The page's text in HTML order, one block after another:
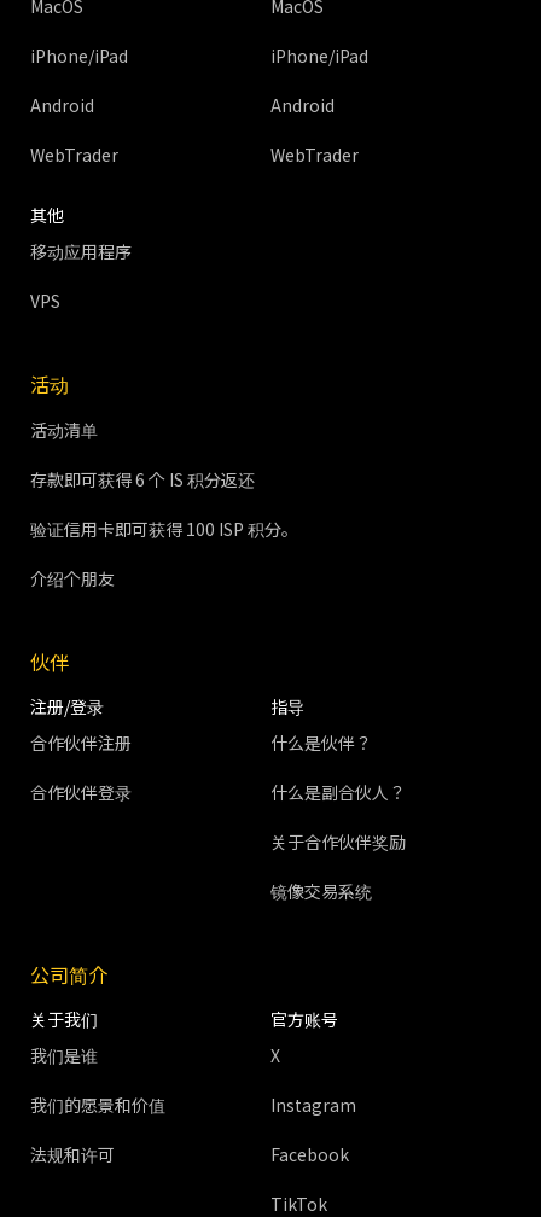
MacOS
iPhone/iPad
Android
WebTrader
MacOS
iPhone/iPad
Android
WebTrader
其他
移动应用程序
VPS
活动
活动清单
存款即可获得 6 个 IS 积分返还
验证信用卡即可获得 100 ISP 积分。
介绍个朋友
伙伴
注册/登录
合作伙伴注册
合作伙伴登录
指导
什么是伙伴？
什么是副合伙人？
关于合作伙伴奖励
镜像交易系统
公司简介
关于我们
我们是谁
我们的愿景和价值
法规和许可
官方账号
X
Instagram
Facebook
TikTok